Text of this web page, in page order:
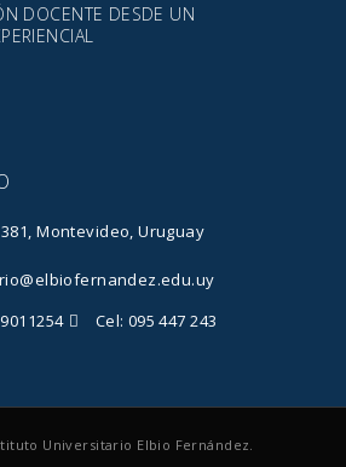
DOCENTE DESDE UN
Montevideo, Uruguay
Cel: 095 447 243
Universitario Elbio Fernández.